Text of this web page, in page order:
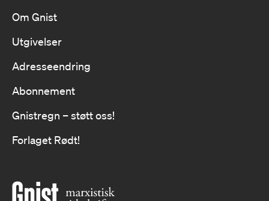
Om Gnist
Utgivelser
Adresseendring
Abonnement
Gnistregn – støtt oss!
Forlaget Rødt!